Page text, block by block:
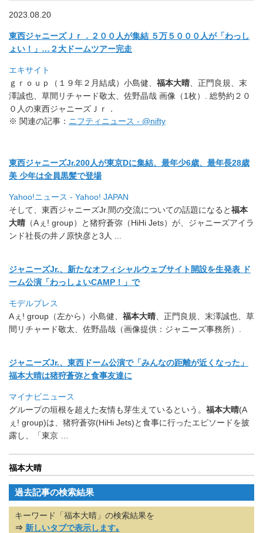
2023.08.20
東西ジャニーズＪｒ．２００人が集結 ５万５０００人が「わっし
ょい！」…２大ドームツアー完走
エキサイト
ｇｒｏｕｐ（１９年２月結成）小島健、 福本大晴 、正門良規、 末
澤誠也、草間リチャード敬太、佐野晶哉 画像（1枚）. 総勢約２０
０人の東西ジャニーズＪｒ．
※ 関連の記事： ニフティニュース - @nifty
東西ジャニーズJr.200人が東京Dに集結、最年少6歳、 最年長28歳
美 少年は全員黒髪で登場
Yahoo!ニュース - Yahoo! JAPAN
そして、東西ジャニーズJr.間の交流についての話題になると福本
大晴 （Aぇ! group）と猪狩蒼弥（HiHi Jets）が、ジャニーズアイラ
ンド社長の井ノ原快彦と3人 .
ジャニーズJr.、新たなオフィシャルウェブサイト開設を生発表 ド
ーム公演「わっしょいCAMP！」で
モデルプレス
Aぇ! group（左から）小島健、 福本大晴 、正門良規、末澤誠也、 草
間リチャード敬太、佐野晶哉（画像提供：ジャニーズ事務所）.
ジャニーズJr.、東西ドーム公演で「みんなの距離が近くなった」
福本大晴は猪狩蒼弥と食事友達に
マイナビニュース
グループの垣根を超えた友情も芽生えているという。 福本大晴(A
ぇ! group)は、猪狩蒼弥(HiHi Jets)と食事に行ったエピソードを披
露し、「東京 …
福本大晴
過去記事の検索結果
キーワード「福本大晴」の検索結果を
⇒ 新しいタブで表示します｡